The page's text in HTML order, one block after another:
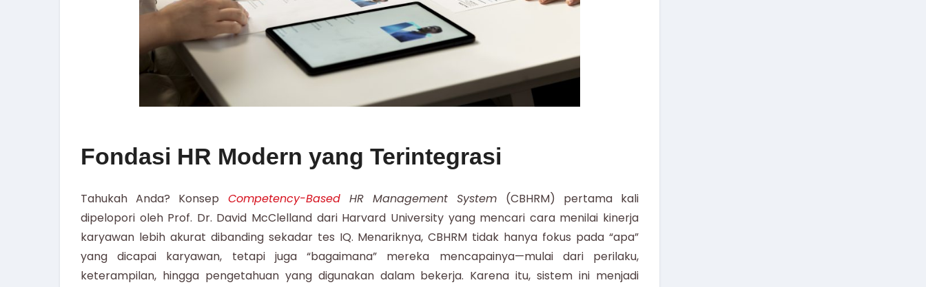
Fondasi HR Modern yang Terintegrasi
Tahukah Anda? Konsep Competency-BasedHR Management System (CBHRM) pertama kali
dipelopori oleh Prof. Dr. David McClelland dari Harvard University yang mencari cara menilai kinerja
karyawan lebih akurat dibanding sekadar tes IQ. Menariknya, CBHRM tidak hanya fokus pada “apa”
yang dicapai karyawan, tetapi juga “bagaimana” mereka mencapainya—mulai dari perilaku,
keterampilan, hingga pengetahuan yang digunakan dalam bekerja. Karena itu, sistem ini menjadi